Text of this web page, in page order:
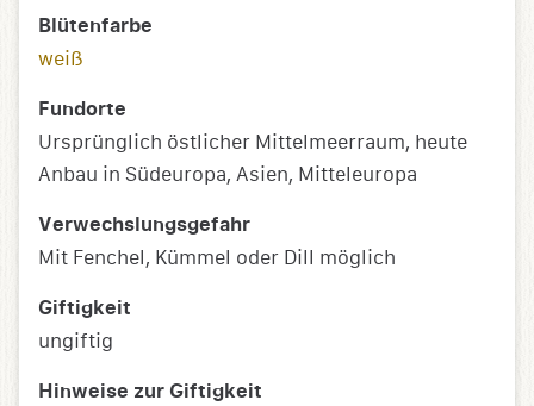
Blütenfarbe
weiß
Fundorte
Ursprünglich östlicher Mittelmeerraum, heute
Anbau in Südeuropa, Asien, Mitteleuropa
Verwechslungsgefahr
Mit Fenchel, Kümmel oder Dill möglich
Giftigkeit
ungiftig
Hinweise zur Giftigkeit